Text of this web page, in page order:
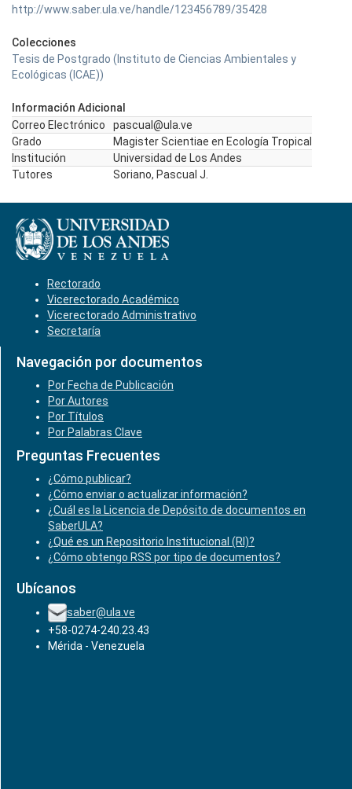
http://www.saber.ula.ve/handle/123456789/35428
Colecciones
Tesis de Postgrado (Instituto de Ciencias Ambientales y
Ecológicas (ICAE))
Información Adicional
Correo Electrónico
pascual@ula.ve
Grado
Magister Scientiae en Ecología Tropical
Institución
Universidad de Los Andes
Tutores
Soriano, Pascual J.
Rectorado
Vicerectorado Académico
Vicerectorado Administrativo
Secretaría
Navegación por documentos
Por Fecha de Publicación
Por Autores
Por Títulos
Por Palabras Clave
Preguntas Frecuentes
¿Cómo publicar?
¿Cómo enviar o actualizar información?
¿Cuál es la Licencia de Depósito de documentos en
SaberULA?
¿Qué es un Repositorio Institucional (RI)?
¿Cómo obtengo RSS por tipo de documentos?
Ubícanos
saber@ula.ve
+58-0274-240.23.43
Mérida - Venezuela